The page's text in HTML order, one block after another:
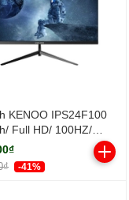
KENOO IPS24F100
Full HD/ 100HZ/
IPS)
-41%